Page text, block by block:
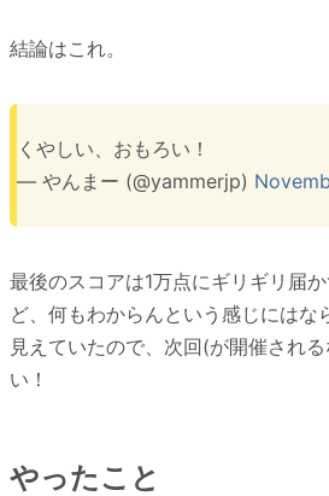
結論はこれ。
くやしい、おもろい！
— やんまー (@yammerjp)
最後のスコアは1万点にギリギリ届
ど、何もわからんという感じにはな
見えていたので、次回(が開催され
い！
やったこと